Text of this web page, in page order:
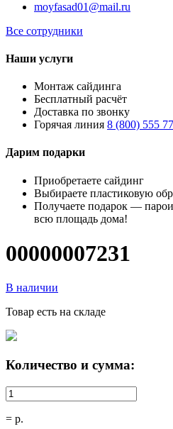
moyfasad01@mail.ru
Все сотрудники
Наши услуги
Монтаж сайдинга
Бесплатный расчёт
Доставка по звонку
Горячая линия 8 (800) 555
Дарим подарки
Приобретаете сайдинг
Выбираете пластиковую
Получаете подарок —
всю площадь дома!
00000007231
В наличии
Товар есть на складе
Количество и сумма:
= р.